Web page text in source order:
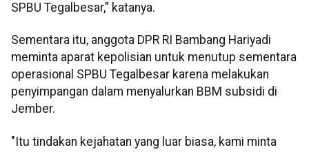
SPBU Tegalbesar," katanya.
Sementara itu, anggota DPR RI Bambang Hariyadi
meminta aparat kepolisian untuk menutup sementara
operasional SPBU Tegalbesar karena melakukan
penyimpangan dalam menyalurkan BBM subsidi di
Jember.
"Itu tindakan kejahatan yang luar biasa, kami minta